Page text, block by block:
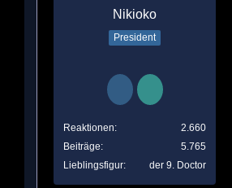
Nikioko
President
Reaktionen
2.660
Beiträge
5.765
Lieblingsfigur
der 9. Doctor